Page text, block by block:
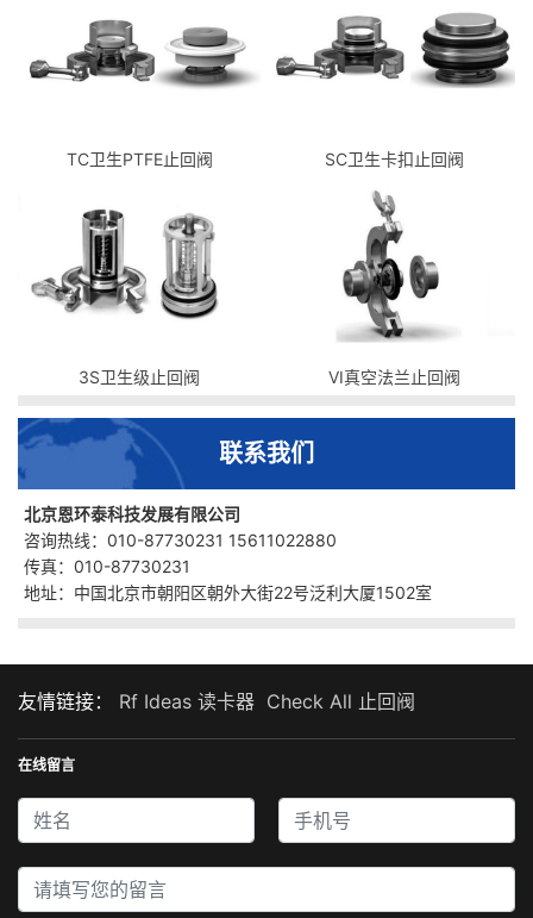
TC卫生PTFE止回阀 SC卫生卡扣止回阀
3S卫生级止回阀 VI真空法兰止回阀
联系我们
北京恩环泰科技发展有限公司
咨询热线：010-87730231 15611022880
传真：010-87730231
地址：中国北京市朝阳区朝外大街22号泛利大厦1502室
友情链接： Rf Ideas 读卡器 Check All 止回阀
在线留言